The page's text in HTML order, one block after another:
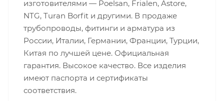
изготовителями — Poelsan, Frialen, Astore,
NTG, Turan Borfit и другими. В продаже
трубопроводы, фитинги и арматура из
России, Италии, Германии, Франции, Турции,
Китая по лучшей цене. Официальная
гарантия. Высокое качество. Все изделия
имеют паспорта и сертификаты
соответствия.